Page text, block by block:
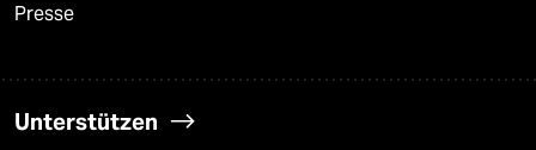
Presse
Unterstützen